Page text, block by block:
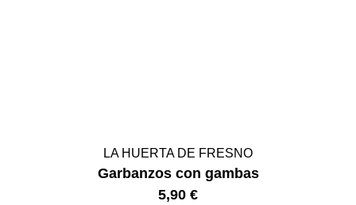
LA HUERTA DE FRESNO
Garbanzos con gambas
5,90 €